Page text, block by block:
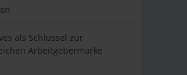
als Schlüssel zur
Arbeitgebermarke